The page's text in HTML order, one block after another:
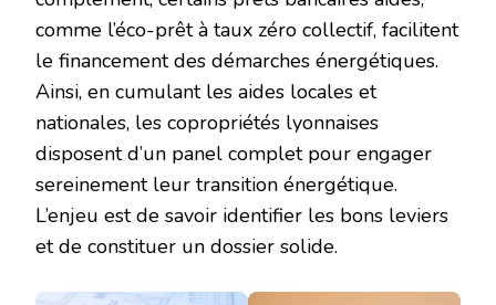
comme l’éco-prêt à taux zéro collectif, facilitent
le financement des démarches énergétiques.
Ainsi, en cumulant les aides locales et
nationales, les copropriétés lyonnaises
disposent d’un panel complet pour engager
sereinement leur transition énergétique.
L’enjeu est de savoir identifier les bons leviers
et de constituer un dossier solide.